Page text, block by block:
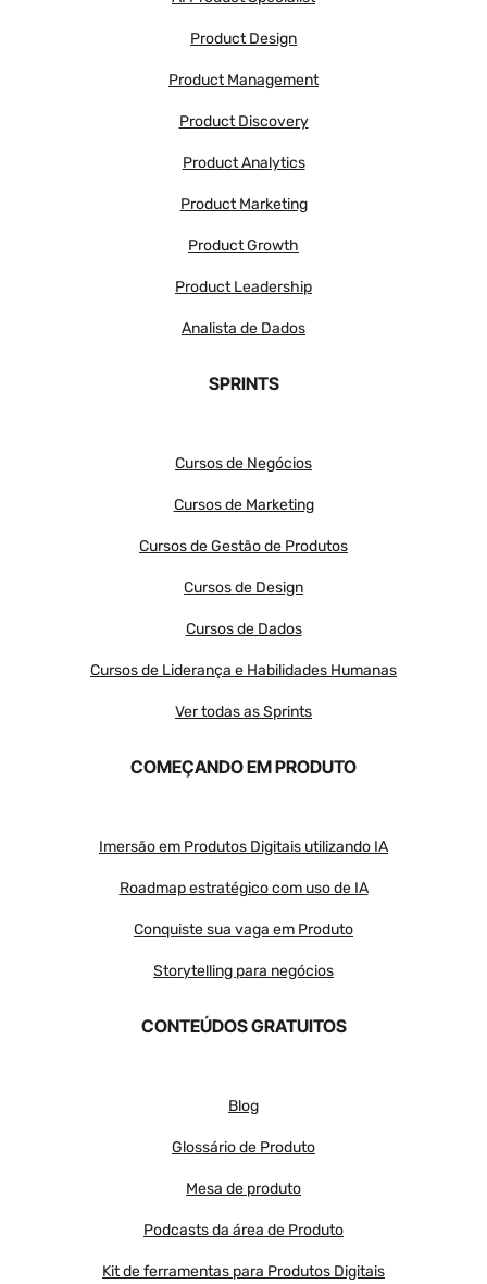
Product Design
Product Management
Product Discovery
Product Analytics
Product Marketing
Product Growth
Product Leadership
Analista de Dados
SPRINTS
Cursos de Negócios
Cursos de Marketing
Cursos de Gestão de Produtos
Cursos de Design
Cursos de Dados
Cursos de Liderança e Habilidades Humanas
Ver todas as Sprints
COMEÇANDO EM PRODUTO
Imersão em Produtos Digitais utilizando IA
Roadmap estratégico com uso de IA
Conquiste sua vaga em Produto
Storytelling para negócios
CONTEÚDOS GRATUITOS
Blog
Glossário de Produto
Mesa de produto
Podcasts da área de Produto
Kit de ferramentas para Produtos Digitais